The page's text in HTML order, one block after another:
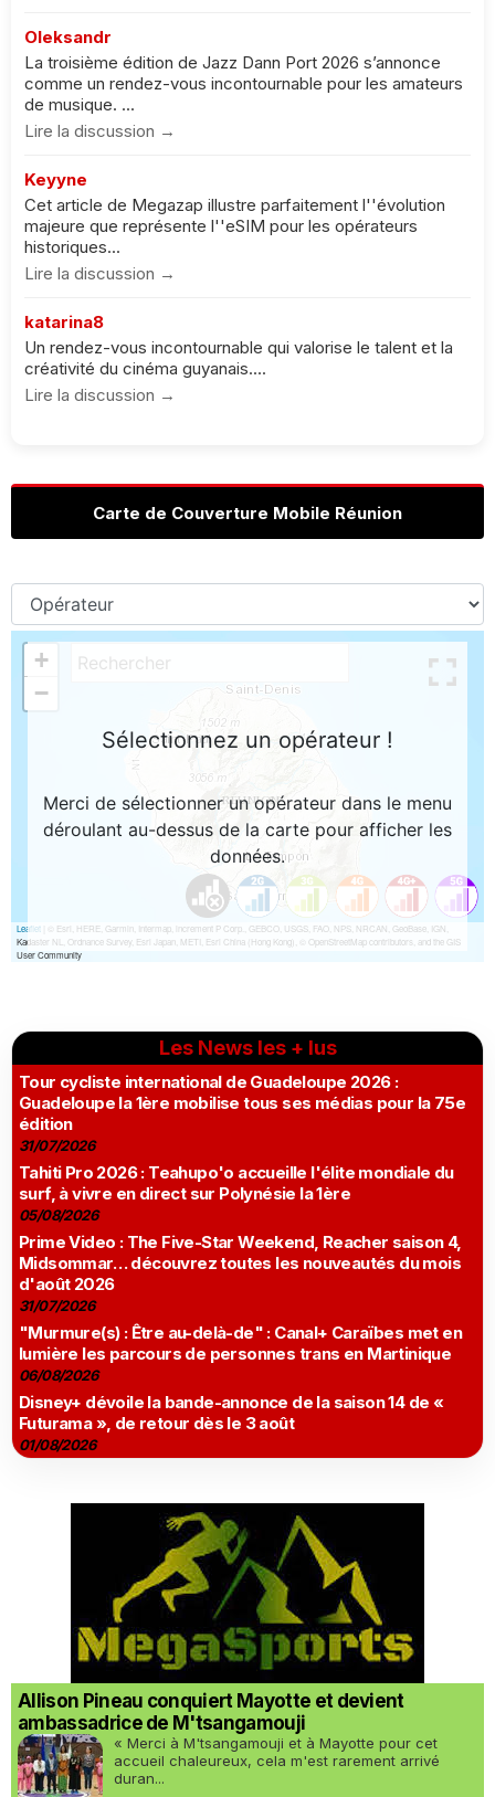
Oleksandr
La troisième édition de Jazz Dann Port 2026 s’annonce
comme un rendez-vous incontournable pour les amateurs
de musique. ...
Lire la discussion →
Keyyne
Cet article de Megazap illustre parfaitement l''évolution
majeure que représente l''eSIM pour les opérateurs
historiques...
Lire la discussion →
katarina8
Un rendez-vous incontournable qui valorise le talent et la
créativité du cinéma guyanais....
Lire la discussion →
Carte de Couverture Mobile Réunion
Les News les + lus
Tour cycliste international de Guadeloupe 2026 :
Guadeloupe la 1ère mobilise tous ses médias pour la 75e
édition
31/07/2026
Tahiti Pro 2026 : Teahupo'o accueille l'élite mondiale du
surf, à vivre en direct sur Polynésie la 1ère
05/08/2026
Prime Video : The Five-Star Weekend, Reacher saison 4,
Midsommar… découvrez toutes les nouveautés du mois
d'août 2026
31/07/2026
"Murmure(s) : Être au-delà-de" : Canal+ Caraïbes met en
lumière les parcours de personnes trans en Martinique
06/08/2026
Disney+ dévoile la bande-annonce de la saison 14 de «
Futurama », de retour dès le 3 août
01/08/2026
Allison Pineau conquiert Mayotte et devient
ambassadrice de M'tsangamouji
« Merci à M'tsangamouji et à Mayotte pour cet
accueil chaleureux, cela m'est rarement arrivé
duran...